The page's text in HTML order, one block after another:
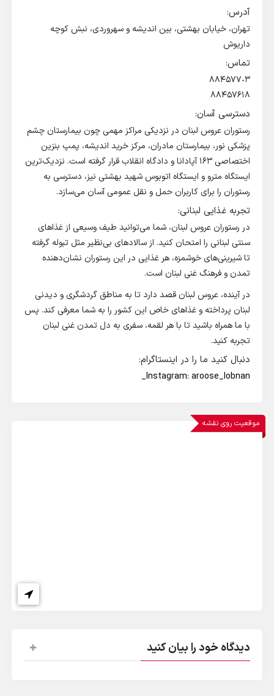
آدرس:
تهران، خیابان بهشتی، بین اندیشه و سهروردی، نبش کوچه
داریوش
تماس:
٨٨۴۵٧٧٠٣
٨٨۴۵٧۶١٨
دسترسی آسان:
رستوران عروس لبنان در نزدیکی مراکز مهمی چون بیمارستان چشم
پزشکی نور، بیمارستان مادران، مرکز خرید اندیشه، پمپ بنزین
اختصاصی ۱۶۳ آپادانا و دادگاه انقلاب قرار گرفته است. نزدیک‌ترین
ایستگاه مترو و ایستگاه اتوبوس شهید بهشتی نیز، دسترسی به
رستوران را برای کاربران حمل و نقل عمومی آسان می‌سازد.
تجربه غذایی لبنانی:
در رستوران عروس لبنان، شما می‌توانید طیف وسیعی از غذاهای
سنتی لبنانی را امتحان کنید. از سالادهای بی‌نظیر مثل تبوله گرفته
تا شیرینی‌های خوشمزه، هر غذایی در این رستوران نشان‌دهنده
تمدن و فرهنگ غنی لبنان است.
در آینده، عروس لبنان قصد دارد تا به مناطق گردشگری و دیدنی
لبنان پرداخته و غذاهای خاص این کشور را به شما معرفی کند. پس
با ما همراه باشید تا با هر لقمه، سفری به دل تمدن غنی لبنان
تجربه کنید.
دنبال کنید ما را در اینستاگرام:
Instagram: aroose_lobnan_
موقعیت روی نقشه
دیدگاه خود را بیان کنید